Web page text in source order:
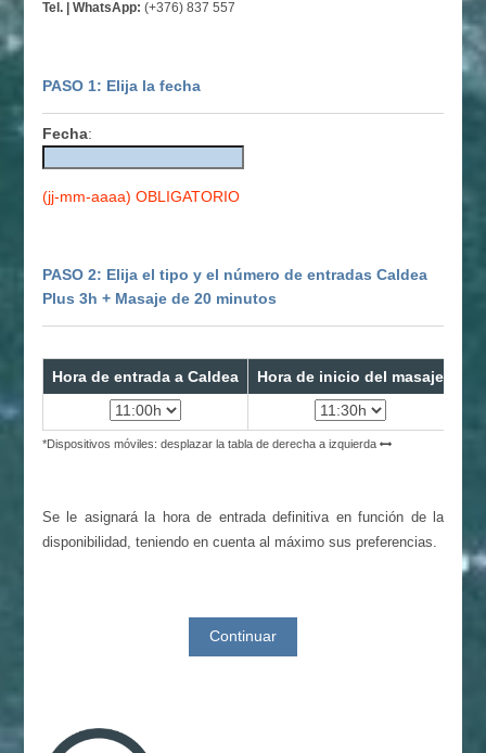
Tel. | WhatsApp: (+376) 837 557
PASO 1: Elija la fecha
Fecha:
(jj-mm-aaaa) OBLIGATORIO
PASO 2: Elija el tipo y el número de entradas Caldea
Plus 3h + Masaje de 20 minutos
Hora de entrada a Caldea Hora de inicio del masaje
*Dispositivos móviles: desplazar la tabla de derecha a izquierda
Se le asignará la hora de entrada definitiva en función de la
disponibilidad, teniendo en cuenta al máximo sus preferencias.